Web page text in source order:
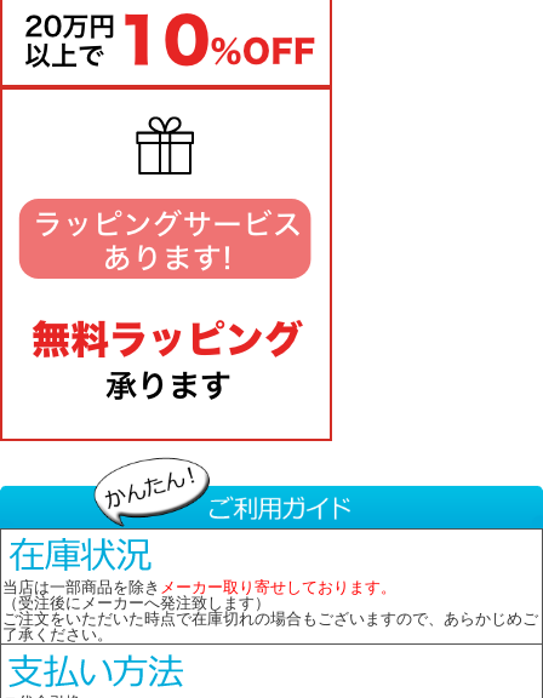
当店は一部商品を除き メーカー取り寄せしております。
（受注後にメーカーへ発注致します）
ご注文をいただいた時点で在庫切れの場合もございますので、あらかじめご
了承ください。